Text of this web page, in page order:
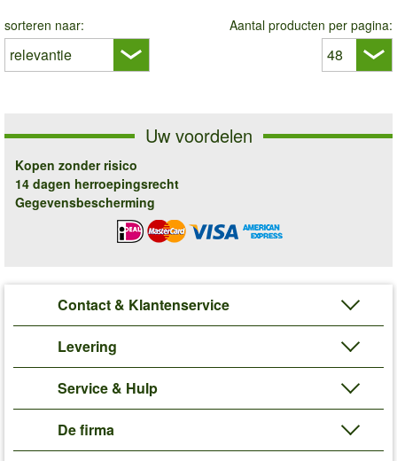
sorteren naar: Aantal producten per pagina:
Uw voordelen
Kopen zonder risico
14 dagen herroepingsrecht
Gegevensbescherming
Contact & Klantenservice
Levering
Service & Hulp
De firma